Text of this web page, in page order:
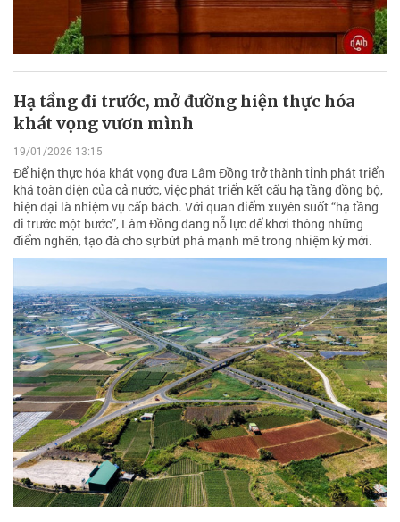
Hạ tầng đi trước, mở đường hiện thực hóa
khát vọng vươn mình
19/01/2026 13:15
Để hiện thực hóa khát vọng đưa Lâm Đồng trở thành tỉnh phát triển
khá toàn diện của cả nước, việc phát triển kết cấu hạ tầng đồng bộ,
hiện đại là nhiệm vụ cấp bách. Với quan điểm xuyên suốt “hạ tầng
đi trước một bước”, Lâm Đồng đang nỗ lực để khơi thông những
điểm nghẽn, tạo đà cho sự bứt phá mạnh mẽ trong nhiệm kỳ mới.